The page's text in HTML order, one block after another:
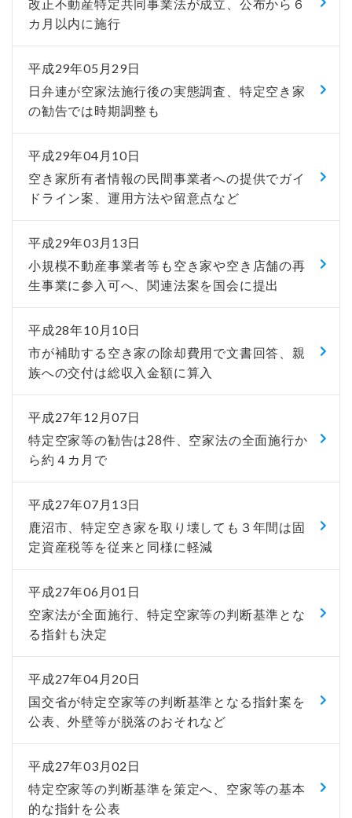
改正不動産特定共同事業法が成立、公布から６
カ月以内に施行
平成29年05月29日
日弁連が空家法施行後の実態調査、特定空き家
の勧告では時期調整も
平成29年04月10日
空き家所有者情報の民間事業者への提供でガイ
ドライン案、運用方法や留意点など
平成29年03月13日
小規模不動産事業者等も空き家や空き店舗の再
生事業に参入可へ、関連法案を国会に提出
平成28年10月10日
市が補助する空き家の除却費用で文書回答、親
族への交付は総収入金額に算入
平成27年12月07日
特定空家等の勧告は28件、空家法の全面施行か
ら約４カ月で
平成27年07月13日
鹿沼市、特定空き家を取り壊しても３年間は固
定資産税等を従来と同様に軽減
平成27年06月01日
空家法が全面施行、特定空家等の判断基準とな
る指針も決定
平成27年04月20日
国交省が特定空家等の判断基準となる指針案を
公表、外壁等が脱落のおそれなど
平成27年03月02日
特定空家等の判断基準を策定へ、空家等の基本
的な指針を公表